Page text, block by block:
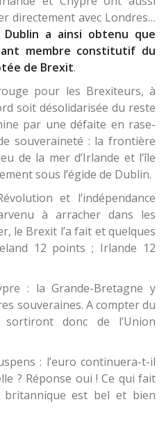
directement avec Londres…
Dublin a ainsi obtenu que
membre constitutif du
de Brexit.
pour les Brexiteurs, à
soit désolidarisée du reste
par une défaite en rase-
souveraineté : la frontière
de la mer d’Irlande et l’île
sous l’égide de Dublin.
et l’indépendance
à arracher dans les
le Brexit l’a fait et quelques
12 points ; Irlande 12
: la Grande-Bretagne y
souveraines. A compter du
donc de l’Union
: l’euro continuera-t-il
? Réponse oui ! Ce qui fait
est bel et bien